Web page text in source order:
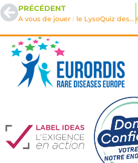
PRÉCÉDENT
A vous de jouer : le LysoQuiz des 35 ans de VML !